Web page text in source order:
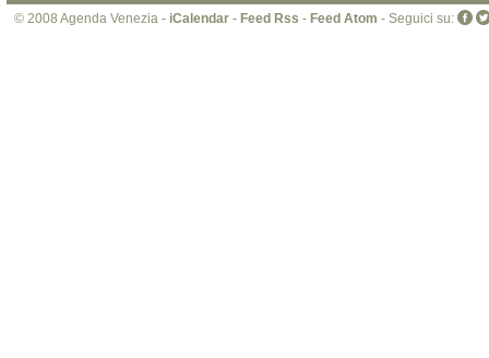
© 2008 Agenda Venezia - iCalendar - Feed Rss - Feed Atom - Seguici su: